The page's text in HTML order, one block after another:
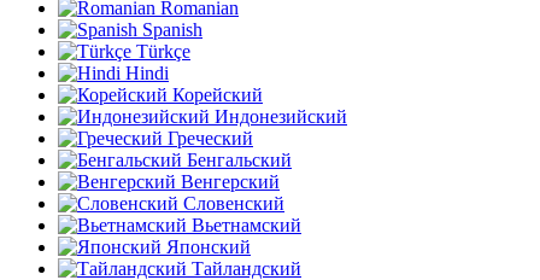
Romanian
Spanish
Türkçe
Hindi
Корейский
Индонезийский
Греческий
Бенгальский
Венгерский
Словенский
Вьетнамский
Японский
Тайландский